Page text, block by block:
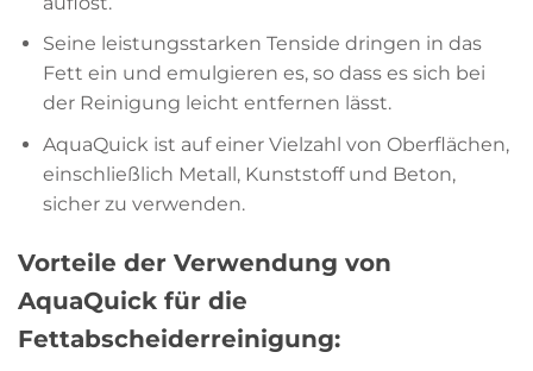
Seine leistungsstarken Tenside dringen in das
Fett ein und emulgieren es, so dass es sich bei
der Reinigung leicht entfernen lässt.
AquaQuick ist auf einer Vielzahl von Oberflächen,
einschließlich Metall, Kunststoff und Beton,
sicher zu verwenden.
Vorteile der Verwendung von
AquaQuick für die
Fettabscheiderreinigung: